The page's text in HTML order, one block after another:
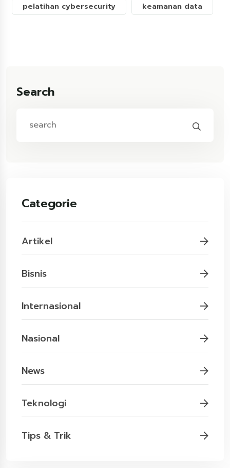
pelatihan cybersecurity
keamanan data
Search
Categorie
Artikel
Bisnis
Internasional
Nasional
News
Teknologi
Tips & Trik